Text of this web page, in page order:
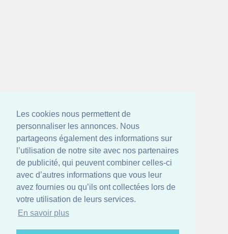
Les cookies nous permettent de
personnaliser les annonces. Nous
partageons également des informations sur
l’utilisation de notre site avec nos partenaires
de publicité, qui peuvent combiner celles-ci
avec d’autres informations que vous leur
avez fournies ou qu’ils ont collectées lors de
votre utilisation de leurs services.
En savoir plus